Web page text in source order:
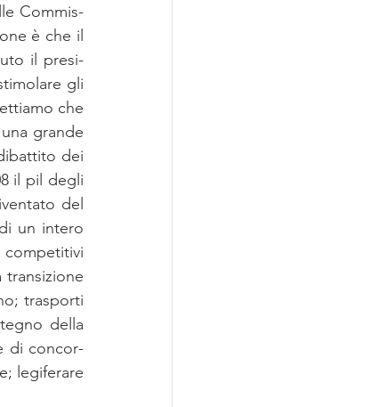
Com­mis­
è che il
il pre­si­
gli
che
gran­de
dei
il pil de­gli
del
un in­te­ro
com­pe­ti­ti­vi
tra­spor­ti
del­la
di con­cor­
le­gi­fe­ra­re